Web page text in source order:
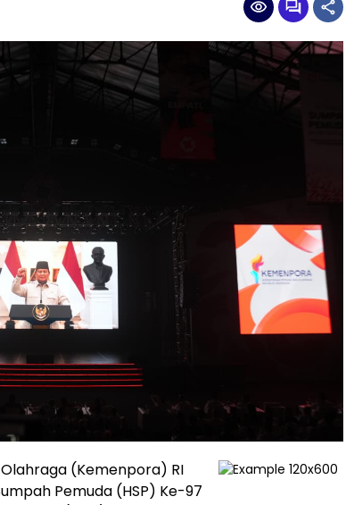
(Kemenpora) RI
Pemuda (HSP) Ke-97